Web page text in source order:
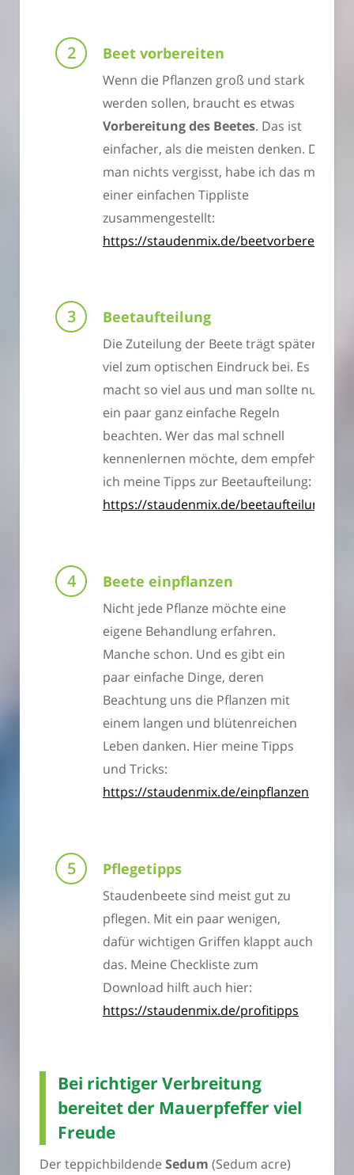
Beet vorbereiten
Wenn die Pflanzen groß und stark
werden sollen, braucht es etwas
Vorbereitung des Beetes. Das ist
einfacher, als die meisten denken. Damit
man nichts vergisst, habe ich das mal in
einer einfachen Tippliste
zusammengestellt:
https://staudenmix.de/beetvorbereitung
Beetaufteilung
Die Zuteilung der Beete trägt später
viel zum optischen Eindruck bei. Es
macht so viel aus und man sollte nur
ein paar ganz einfache Regeln
beachten. Wer das mal schnell
kennenlernen möchte, dem empfehle
ich meine Tipps zur Beetaufteilung:
https://staudenmix.de/beetaufteilung
Beete einpflanzen
Nicht jede Pflanze möchte eine
eigene Behandlung erfahren.
Manche schon. Und es gibt ein
paar einfache Dinge, deren
Beachtung uns die Pflanzen mit
einem langen und blütenreichen
Leben danken. Hier meine Tipps
und Tricks:
https://staudenmix.de/einpflanzen
Pflegetipps
Staudenbeete sind meist gut zu
pflegen. Mit ein paar wenigen,
dafür wichtigen Griffen klappt auch
das. Meine Checkliste zum
Download hilft auch hier:
https://staudenmix.de/profitipps
Bei richtiger Verbreitung
bereitet der Mauerpfeffer viel
Freude
Der teppichbildende Sedum (Sedum acre)